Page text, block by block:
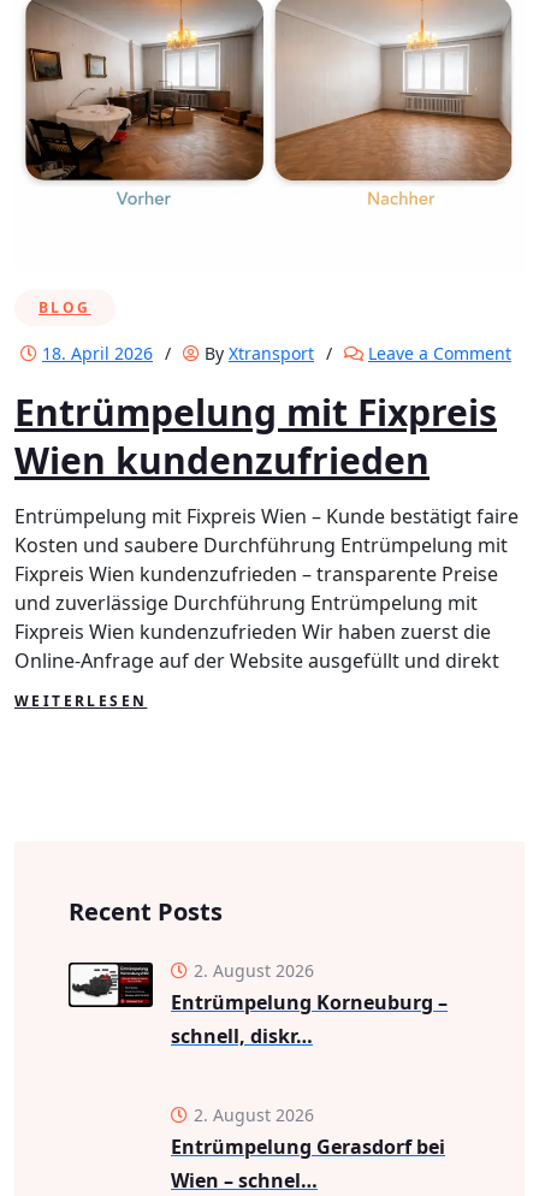
BLOG
18. April 2026 / By Xtransport / Leave a Commenton
Entrümpelung mit Fixpreis
Wien kundenzufrieden
Entrümpelung mit Fixpreis Wien – Kunde bestätigt faire
Kosten und saubere Durchführung Entrümpelung mit
Fixpreis Wien kundenzufrieden – transparente Preise
und zuverlässige Durchführung Entrümpelung mit
Fixpreis Wien kundenzufrieden Wir haben zuerst die
Online-Anfrage auf der Website ausgefüllt und direkt
WEITERLESEN
Recent Posts
Entrümpelung Korneuburg –
schnell, diskr…
2. August 2026
Entrümpelung Gerasdorf bei
Wien – schnel…
2. August 2026